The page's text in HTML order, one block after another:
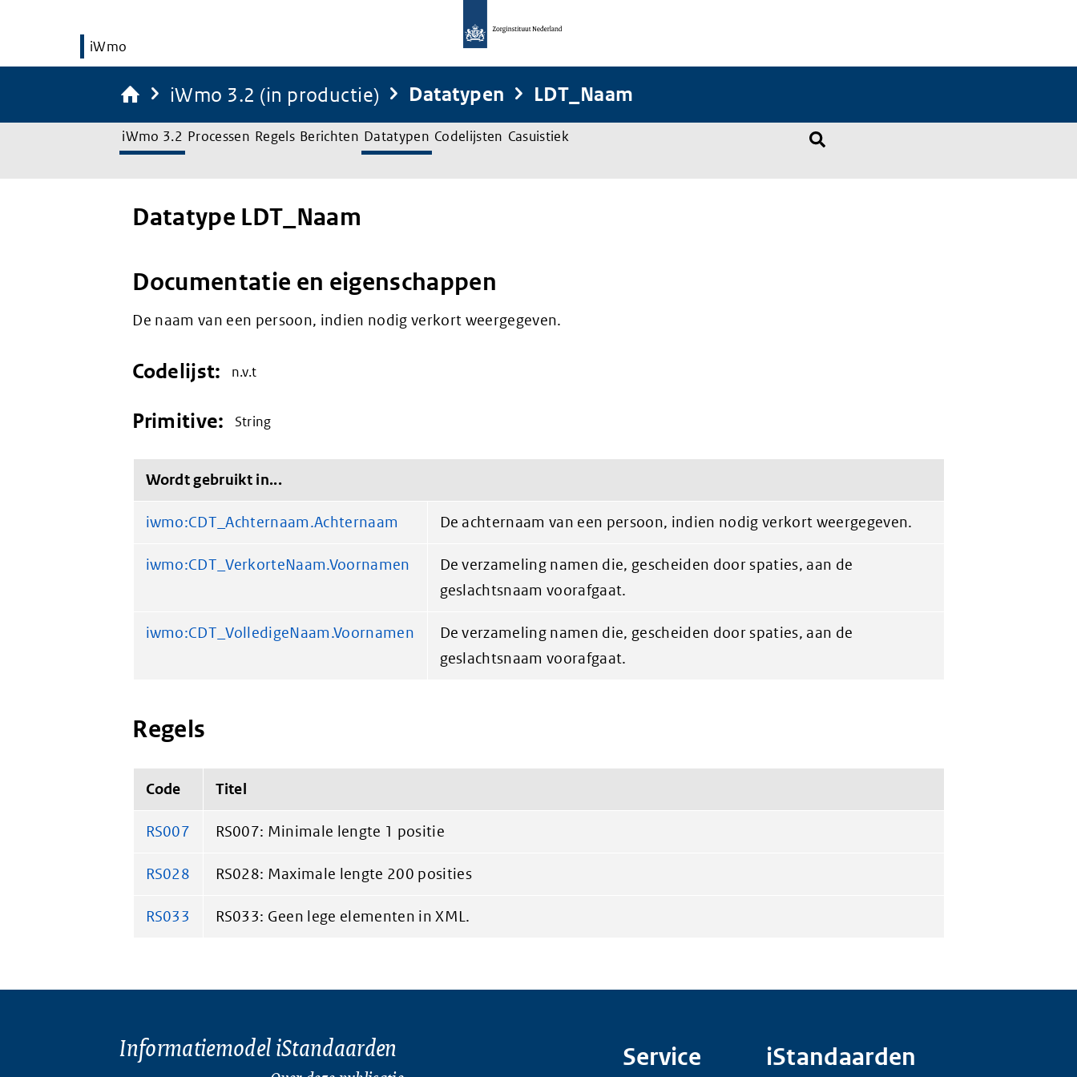
iWmo
iWmo 3.2 (in productie) Datatypen LDT_Naam
iWmo 3.2 Processen Regels Berichten Datatypen Codelijsten Casuistiek
Datatype LDT_Naam
Documentatie en eigenschappen
De naam van een persoon, indien nodig verkort weergegeven.
Codelijst: n.v.t
Primitive: String
Wordt gebruikt in...
iwmo:CDT_Achternaam.Achternaam De achternaam van een persoon, indien nodig verkort weergegeven.
iwmo:CDT_VerkorteNaam.Voornamen
De verzameling namen die, gescheiden door spaties, aan de
geslachtsnaam voorafgaat.
iwmo:CDT_VolledigeNaam.Voornamen
De verzameling namen die, gescheiden door spaties, aan de
geslachtsnaam voorafgaat.
Regels
Code Titel
RS007 RS007: Minimale lengte 1 positie
RS028 RS028: Maximale lengte 200 posities
RS033 RS033: Geen lege elementen in XML.
Informatiemodel iStandaarden Service iStandaarden